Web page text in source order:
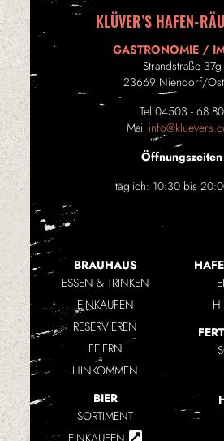
KLÜVER’S HAFEN-
GASTRONOMIE /
Strandstraße 37g
23669 Niendorf/
Tel 04503 - 68 80
Mail
Öffnungszeiten
täglich: 10:30 bis
BRAUHAUS
ESSEN & TRINKEN
EINKAUFEN
RESERVIEREN
FEIERN
HINKOMMEN
BIER
SORTIMENT